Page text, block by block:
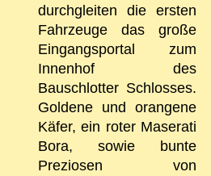
durchgleiten die ersten
Fahrzeuge das große
Eingangsportal zum
Innenhof des
Bauschlotter Schlosses.
Goldene und orangene
Käfer, ein roter Maserati
Bora, sowie bunte
Preziosen von